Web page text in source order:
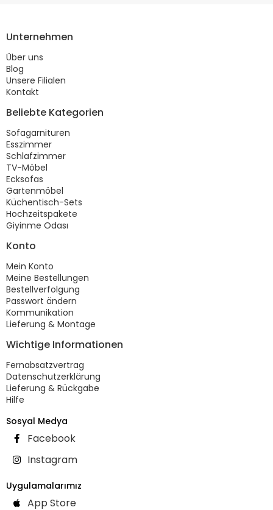
Unternehmen
Über uns
Blog
Unsere Filialen
Kontakt
Beliebte Kategorien
Sofagarnituren
Esszimmer
Schlafzimmer
TV-Möbel
Ecksofas
Gartenmöbel
Küchentisch-Sets
Hochzeitspakete
Giyinme Odası
Konto
Mein Konto
Meine Bestellungen
Bestellverfolgung
Passwort ändern
Kommunikation
Lieferung & Montage
Wichtige Informationen
Fernabsatzvertrag
Datenschutzerklärung
Lieferung & Rückgabe
Hilfe
Sosyal Medya
Facebook
Instagram
Uygulamalarımız
App Store